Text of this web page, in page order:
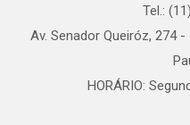
Tel.:
Av. Senador Queiróz, 274
HORÁRIO: